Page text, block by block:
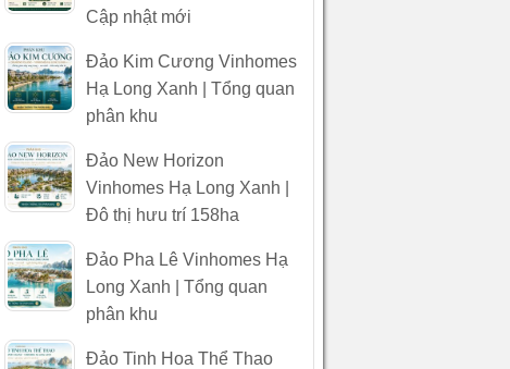
Cập nhật mới
Đảo Kim Cương Vinhomes
Hạ Long Xanh | Tổng quan
phân khu
Đảo New Horizon
Vinhomes Hạ Long Xanh |
Đô thị hưu trí 158ha
Đảo Pha Lê Vinhomes Hạ
Long Xanh | Tổng quan
phân khu
Đảo Tinh Hoa Thể Thao